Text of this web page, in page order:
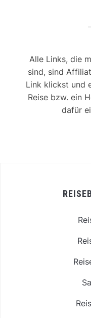
Alle Links, die
sind, sind
Link klickst und
Reise bzw. ein
dafür